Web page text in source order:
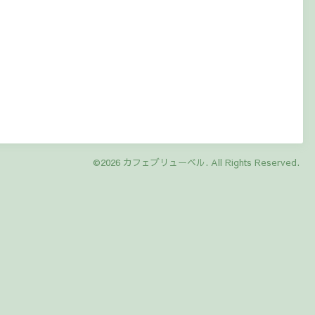
©2026 カフェブリューベル. All Rights Reserved.